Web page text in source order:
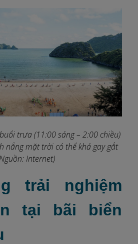
trưa (11:00 sáng – 2:00 chiều)
nắng mặt trời có thể khá gay gắt
Internet)
trải nghiệm
tại bãi biển